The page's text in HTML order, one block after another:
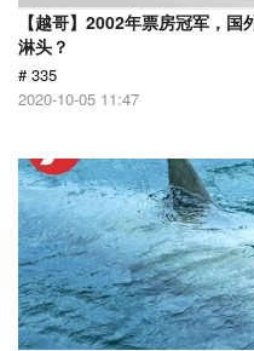
【越哥】2002年票房冠军，
淋头？
# 335
2020-10-05 11:47